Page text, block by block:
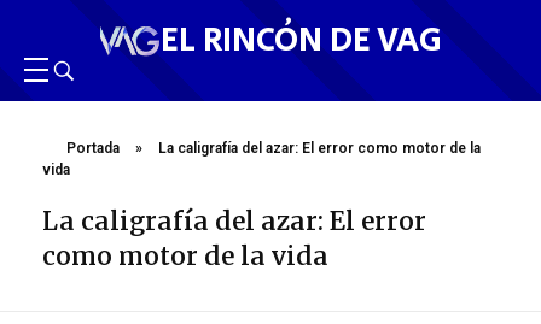
EL RINCÓN DE VAG
Portada »
La caligrafía del azar: El error como motor de la
vida
La caligrafía del azar: El error
como motor de la vida